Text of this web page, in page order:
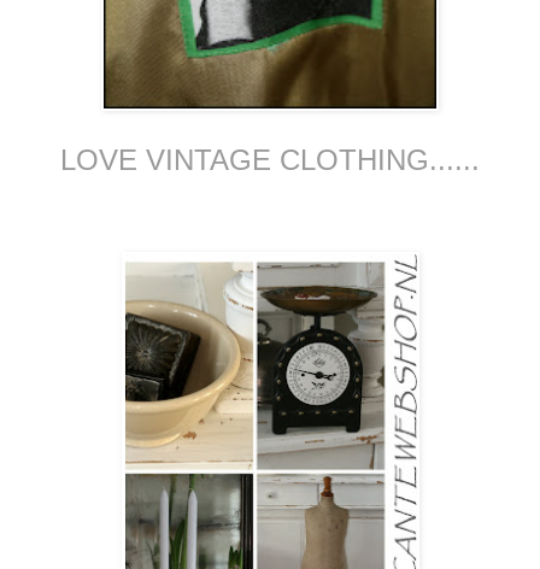
LOVE VINTAGE CLOTHING......